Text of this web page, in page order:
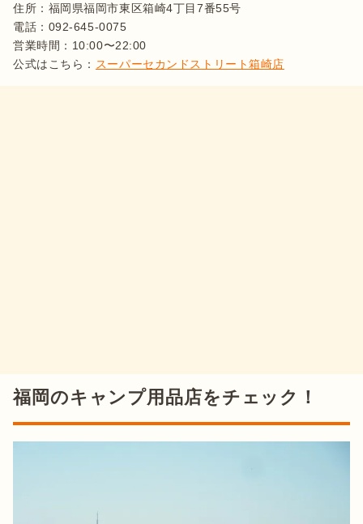
住所：福岡県福岡市東区箱崎4丁目7番55号
電話：092-645-0075
営業時間：10:00〜22:00
公式はこちら： スーパーセカンドストリート箱崎店
福岡のキャンプ用品店をチェック！